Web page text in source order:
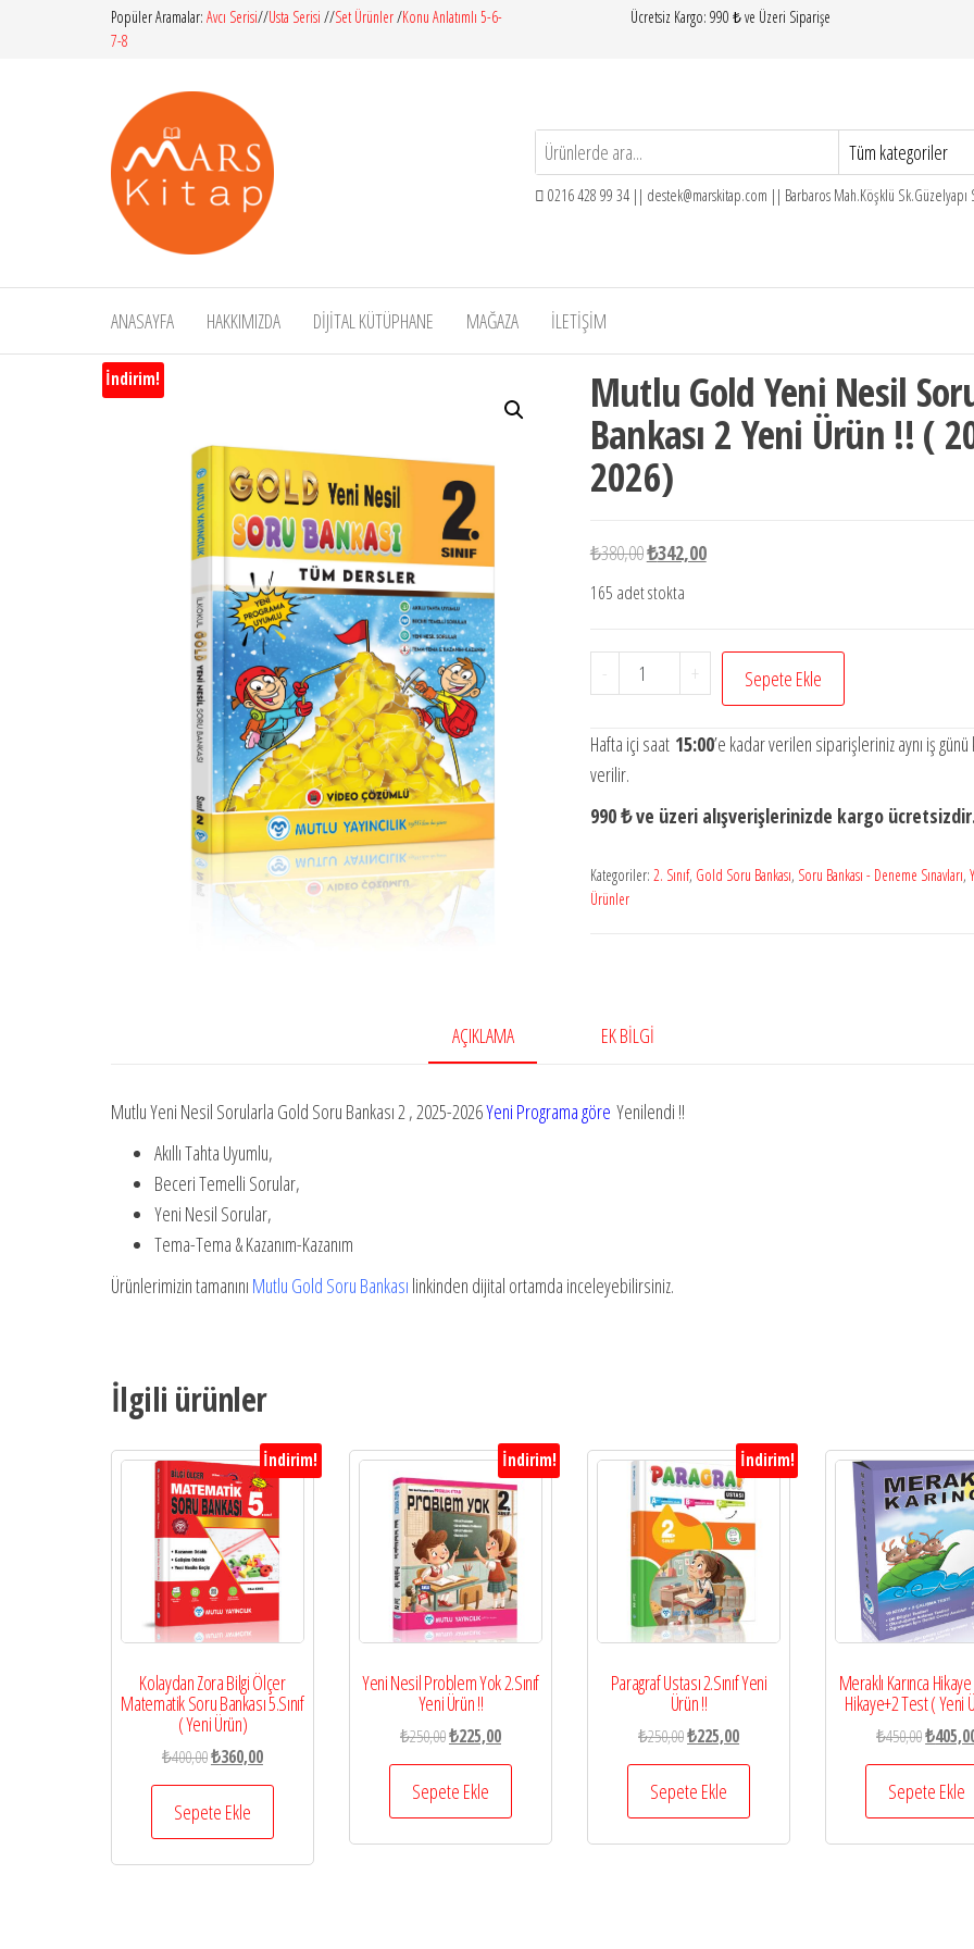
Popüler Aramalar: Avcı Serisi//Usta Serisi //Set Ürünler/Konu Anlatımlı 5-6-
7-8
Ücretsiz Kargo: 990 ₺ ve Üzeri Siparişe
0216 428 99 34 || destek@marskitap.com || Barbaros Mah.Köşklü
ANASAYFA HAKKIMIZDA DİJİTAL KÜTÜPHANE MAĞAZA İLETIŞIM
İndirim! Mutlu Gold Yeni Nesil
Bankası 2 Yeni Ürün !! (
2026)
₺380,00Orijinal
fiyat:
₺342,00Şu
165 adet stokta
-
Mutlu
Gold
Nesil
Soru
Bankası
Yeni
Ürün
2026)
+ Sepete Ekle
Hafta içi saat 15:00’e kadar verilen siparişleriniz aynı iş günü
verilir.
990 ₺ ve üzeri alışverişlerinizde kargo
Kategoriler: 2. Sınıf, Gold Soru Bankası, Soru Bankası - Deneme Sınavları,
Ürünler
AÇIKLAMA EK BILGI
Mutlu Yeni Nesil Sorularla Gold Soru Bankası 2 , 2025-2026Yeni Programa göre Yenilendi !!
Akıllı Tahta Uyumlu,
Beceri Temelli Sorular,
Yeni Nesil Sorular,
Tema-Tema & Kazanım-Kazanım
Ürünlerimizin tamanını Mutlu Gold Soru Bankası linkinden dijital ortamda inceleyebilirsiniz.
İlgili ürünler
İndirim!
Kolaydan Zora Bilgi Ölçer
Matematik Soru Bankası 5.Sınıf
( Yeni Ürün)
₺400,00Orijinal
fiyat:
₺400,00.
₺360,00Şu
andaki
₺360,00.
Sepete Ekle
İndirim!
Yeni Nesil Problem Yok 2.Sınıf
Yeni Ürün !!
₺250,00Orijinal
fiyat:
₺250,00.
₺225,00Şu
andaki
₺225,00.
Sepete Ekle
İndirim!
Paragraf Ustası 2.Sınıf Yeni
Ürün !!
₺250,00Orijinal
fiyat:
₺250,00.
₺225,00Şu
andaki
₺225,00.
Sepete Ekle
Meraklı Karınca
Hikaye+2 Test ( Yeni
₺450,00Orijinal
fiyat:
₺450,00.
₺
Sepete Ekle